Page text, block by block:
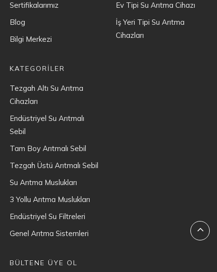
Sertifikalarımız
Blog
Bilgi Merkezi
Ev Tipi Su Arıtma Cihazı
İş Yeri Tipi Su Arıtma
Cihazları
KATEGORİLER
Tezgah Altı Su Arıtma
Cihazları
Endüstriyel Su Arıtmalı
Sebil
Tam Boy Arıtmalı Sebil
Tezgah Üstü Arıtmalı Sebil
Su Arıtma Muslukları
3 Yollu Arıtma Muslukları
Endüstriyel Su Filtreleri
Genel Arıtma Sistemleri
BÜLTENE ÜYE OL